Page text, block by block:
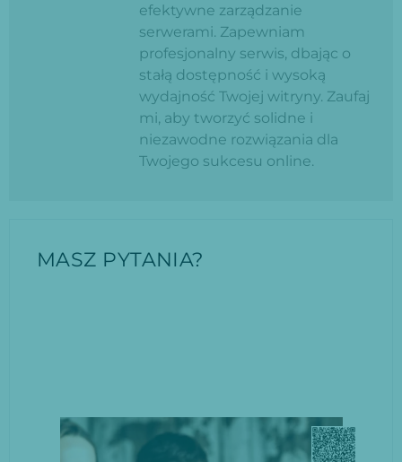
efektywne zarządzanie
serwerami. Zapewniam
profesjonalny serwis, dbając o
stałą dostępność i wysoką
wydajność Twojej witryny. Zaufaj
mi, aby tworzyć solidne i
niezawodne rozwiązania dla
Twojego sukcesu online.
MASZ PYTANIA?